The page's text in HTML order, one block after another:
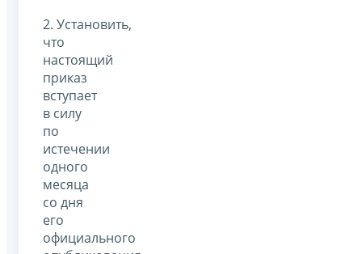
2. Установить,
что
настоящий
приказ
вступает
в силу
по
истечении
одного
месяца
со дня
его
официального